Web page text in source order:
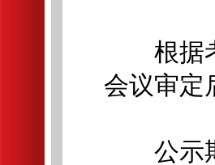
根据考
会议审定
公示期